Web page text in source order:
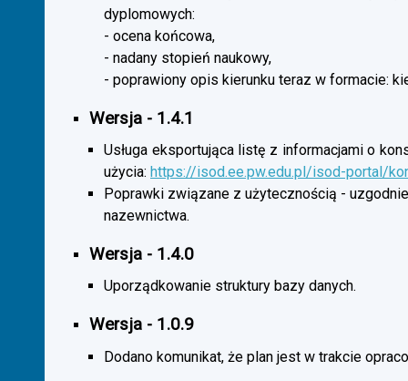
dyplomowych:
- ocena końcowa,
- nadany stopień naukowy,
- poprawiony opis kierunku teraz w formacie:
Wersja - 1.4.1
Usługa eksportująca listę z informacjami o
użycia: https://isod.ee.pw.edu.pl/isod-portal/
Poprawki związane z użytecznością -
nazewnictwa.
Wersja - 1.4.0
Uporządkowanie struktury bazy danych.
Wersja - 1.0.9
Dodano komunikat, że plan jest w trakcie